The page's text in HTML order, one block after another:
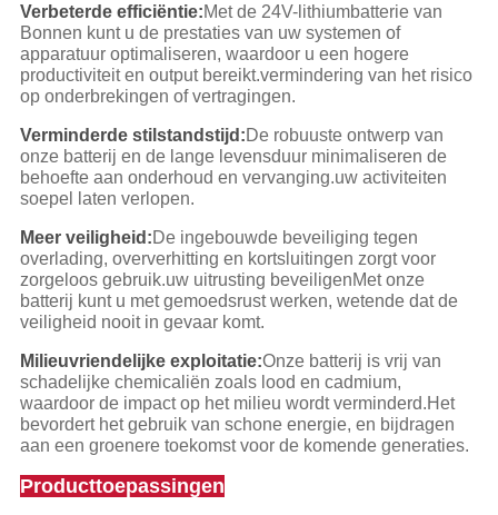
Verbeterde efficiëntie:Met de 24V-lithiumbatterie van
Bonnen kunt u de prestaties van uw systemen of
apparatuur optimaliseren, waardoor u een hogere
productiviteit en output bereikt.vermindering van het risico
op onderbrekingen of vertragingen.
Verminderde stilstandstijd:De robuuste ontwerp van
onze batterij en de lange levensduur minimaliseren de
behoefte aan onderhoud en vervanging.uw activiteiten
soepel laten verlopen.
Meer veiligheid:De ingebouwde beveiliging tegen
overlading, oververhitting en kortsluitingen zorgt voor
zorgeloos gebruik.uw uitrusting beveiligenMet onze
batterij kunt u met gemoedsrust werken, wetende dat de
veiligheid nooit in gevaar komt.
Milieuvriendelijke exploitatie:Onze batterij is vrij van
schadelijke chemicaliën zoals lood en cadmium,
waardoor de impact op het milieu wordt verminderd.Het
bevordert het gebruik van schone energie, en bijdragen
aan een groenere toekomst voor de komende generaties.
Producttoepassingen